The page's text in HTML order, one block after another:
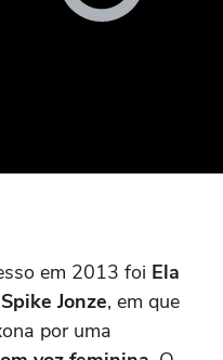
em 2013 foi Ela
Spike Jonze, em que
por uma